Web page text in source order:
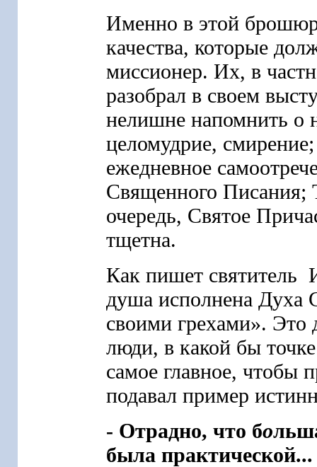
Именно в этой
качества, которые
миссионер. Их, в
разобрал в своем
нелишне напомнить о
целомудрие,
ежедневное
Священного Писания;
очередь, Святое
тщетна.
Как пишет святитель
душа исполнена Духа
своими грехами».
люди, в какой бы
самое главное, чтобы
подавал пример
- Отрадно, что бо
была практической...